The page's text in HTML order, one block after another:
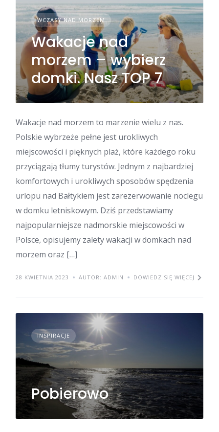
WCZASY NAD MORZEM
Wakacje nad
morzem – wybierz
domki. Nasz TOP 7
Wakacje nad morzem to marzenie wielu z nas.
Polskie wybrzeże pełne jest urokliwych
miejscowości i pięknych plaż, które każdego roku
przyciągają tłumy turystów. Jednym z najbardziej
komfortowych i urokliwych sposobów spędzenia
urlopu nad Bałtykiem jest zarezerwowanie noclegu
w domku letniskowym. Dziś przedstawiamy
najpopularniejsze nadmorskie miejscowości w
Polsce, opisujemy zalety wakacji w domkach nad
morzem oraz […]
28 KWIETNIA 2023 AUTOR: ADMIN DOWIEDZ SIĘ WIĘCEJ
INSPIRACJE
Pobierowo